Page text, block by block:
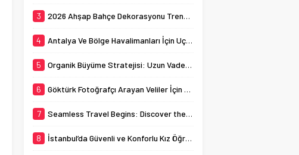
sometimes...
Bu bağlamda, İstanbul
kadınların...
3 2026 Ahşap Bahçe Dekorasyonu Trendleri: Doğal ve Modern Tasarım Önerileri
4 Antalya Ve Bölge Havalimanları İçin Uçak Radarı
5 Organik Büyüme Stratejisi: Uzun Vadede Sosyal Medya Başarısı Nasıl Sağlanır?
6 Göktürk Fotoğrafçı Arayan Veliler İçin Okul Kaydı Fotoğrafı Hazırlık Listesi
7 Seamless Travel Begins: Discover the Convenience of Istanbul Transfer Services
8 İstanbul’da Güvenli ve Konforlu Kız Öğrenci Yurtları